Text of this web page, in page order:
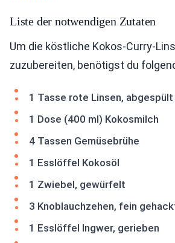
Liste der notwendigen Zutaten
Um die köstliche Kokos-Curry-
zuzubereiten, benötigst du
1 Tasse rote Linsen,
1 Dose (400 ml) Kokosmilch
4 Tassen Gemüsebrühe
1 Esslöffel Kokosöl
1 Zwiebel, gewürfelt
3 Knoblauchzehen, fein
1 Esslöffel Ingwer, gerieben